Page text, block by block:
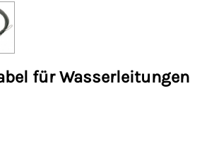
für Wasserleitungen